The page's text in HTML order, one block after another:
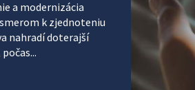
a modernizácia
k zjednoteniu
nahradí doterajší